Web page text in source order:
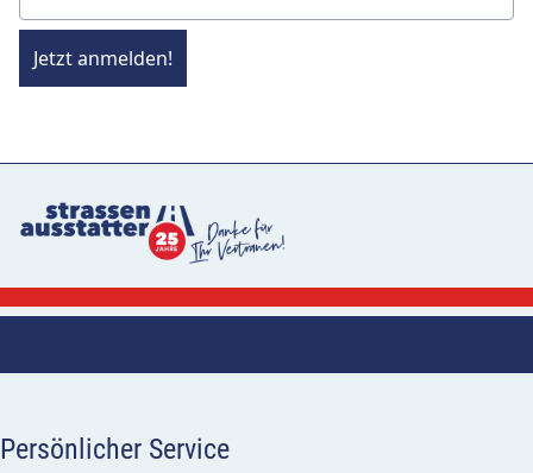
Jetzt anmelden!
Persönlicher Service